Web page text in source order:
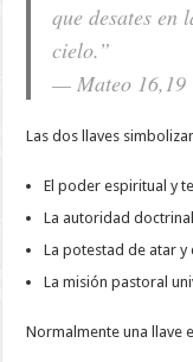
que desates en
cielo.”
— Mateo 16,19
Las dos llaves
El poder espiritual y
La autoridad
La potestad de atar y
La misión pastoral
Normalmente una llave